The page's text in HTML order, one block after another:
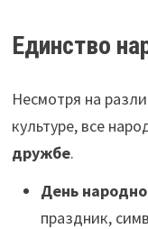
Единство
Несмотря на
культуре, все
дружбе.
День
праздник,